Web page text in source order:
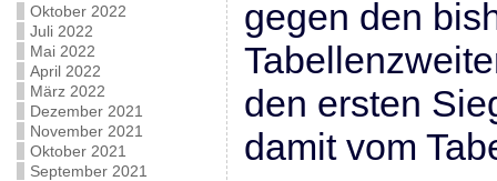
Oktober 2022
Juli 2022
Mai 2022
April 2022
März 2022
Dezember 2021
November 2021
Oktober 2021
September 2021
gegen den
den ersten
damit vom